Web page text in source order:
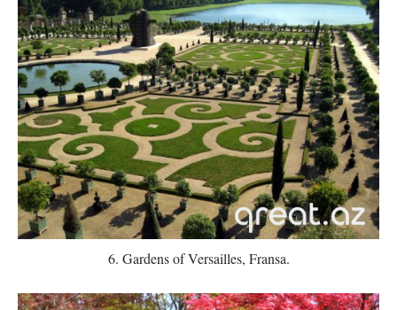
6. Gardens of Versailles, Fransa.